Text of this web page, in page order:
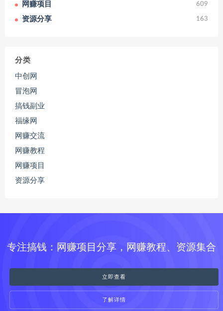
网赚项目 609
资源分享 163
分类
中创网
冒泡网
搞钱副业
福缘网
网赚交流
网赚教程
网赚项目
资源分享
专注搞钱：网赚项目分享，网赚教程、资源集合
立即查看
了解详情